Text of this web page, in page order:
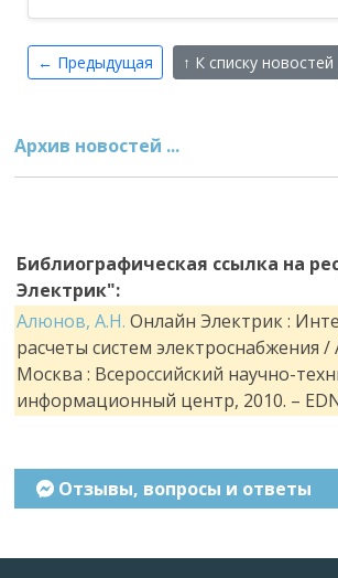
← Предыдущая ↑ К списку новостей
Архив новостей ...
Библиографическая ссылка на
Электрик":
Алюнов, А.Н. Онлайн Электрик :
расчеты систем электроснабжения
Москва : Всероссийский научно-
информационный центр, 2010. – EDN
Отзывы, вопросы и ответы